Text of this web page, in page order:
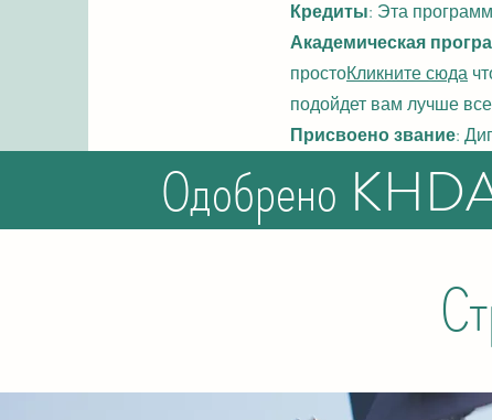
Кредиты: Эта
Академическая
простоКликните сюда
подойдет вам лучше
Присвоено звание:
Одобрено